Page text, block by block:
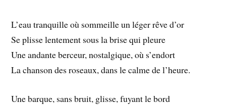
L’eau tranquille où sommeille un léger rêve d’or
Se plisse lentement sous la brise qui pleure
Une andante berceur, nostalgique, où s’endort
La chanson des roseaux, dans le calme de l’heure.
Une barque, sans bruit, glisse, fuyant le bord